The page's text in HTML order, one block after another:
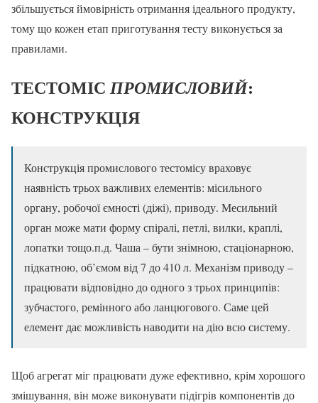
збільшується ймовірність отримання ідеального продукту,
тому що кожен етап приготування тесту виконується за
правилами.
ТЕСТОМІС ПРОМИСЛОВИЙ:
КОНСТРУКЦІЯ
Конструкція промислового тестомісу враховує
наявність трьох важливих елементів: місильного
органу, робочої ємності (діжі), приводу. Месильний
орган може мати форму спіралі, петлі, вилки, краплі,
лопатки тощо.п.д. Чаша – бути знімною, стаціонарною,
підкатною, об’ємом від 7 до 410 л. Механізм приводу –
працювати відповідно до одного з трьох принципів:
зубчастого, ремінного або ланцюгового. Саме цей
елемент дає можливість наводити на дію всю систему.
Щоб агрегат міг працювати дуже ефективно, крім хорошого
змішування, він може виконувати підігрів компонентів до